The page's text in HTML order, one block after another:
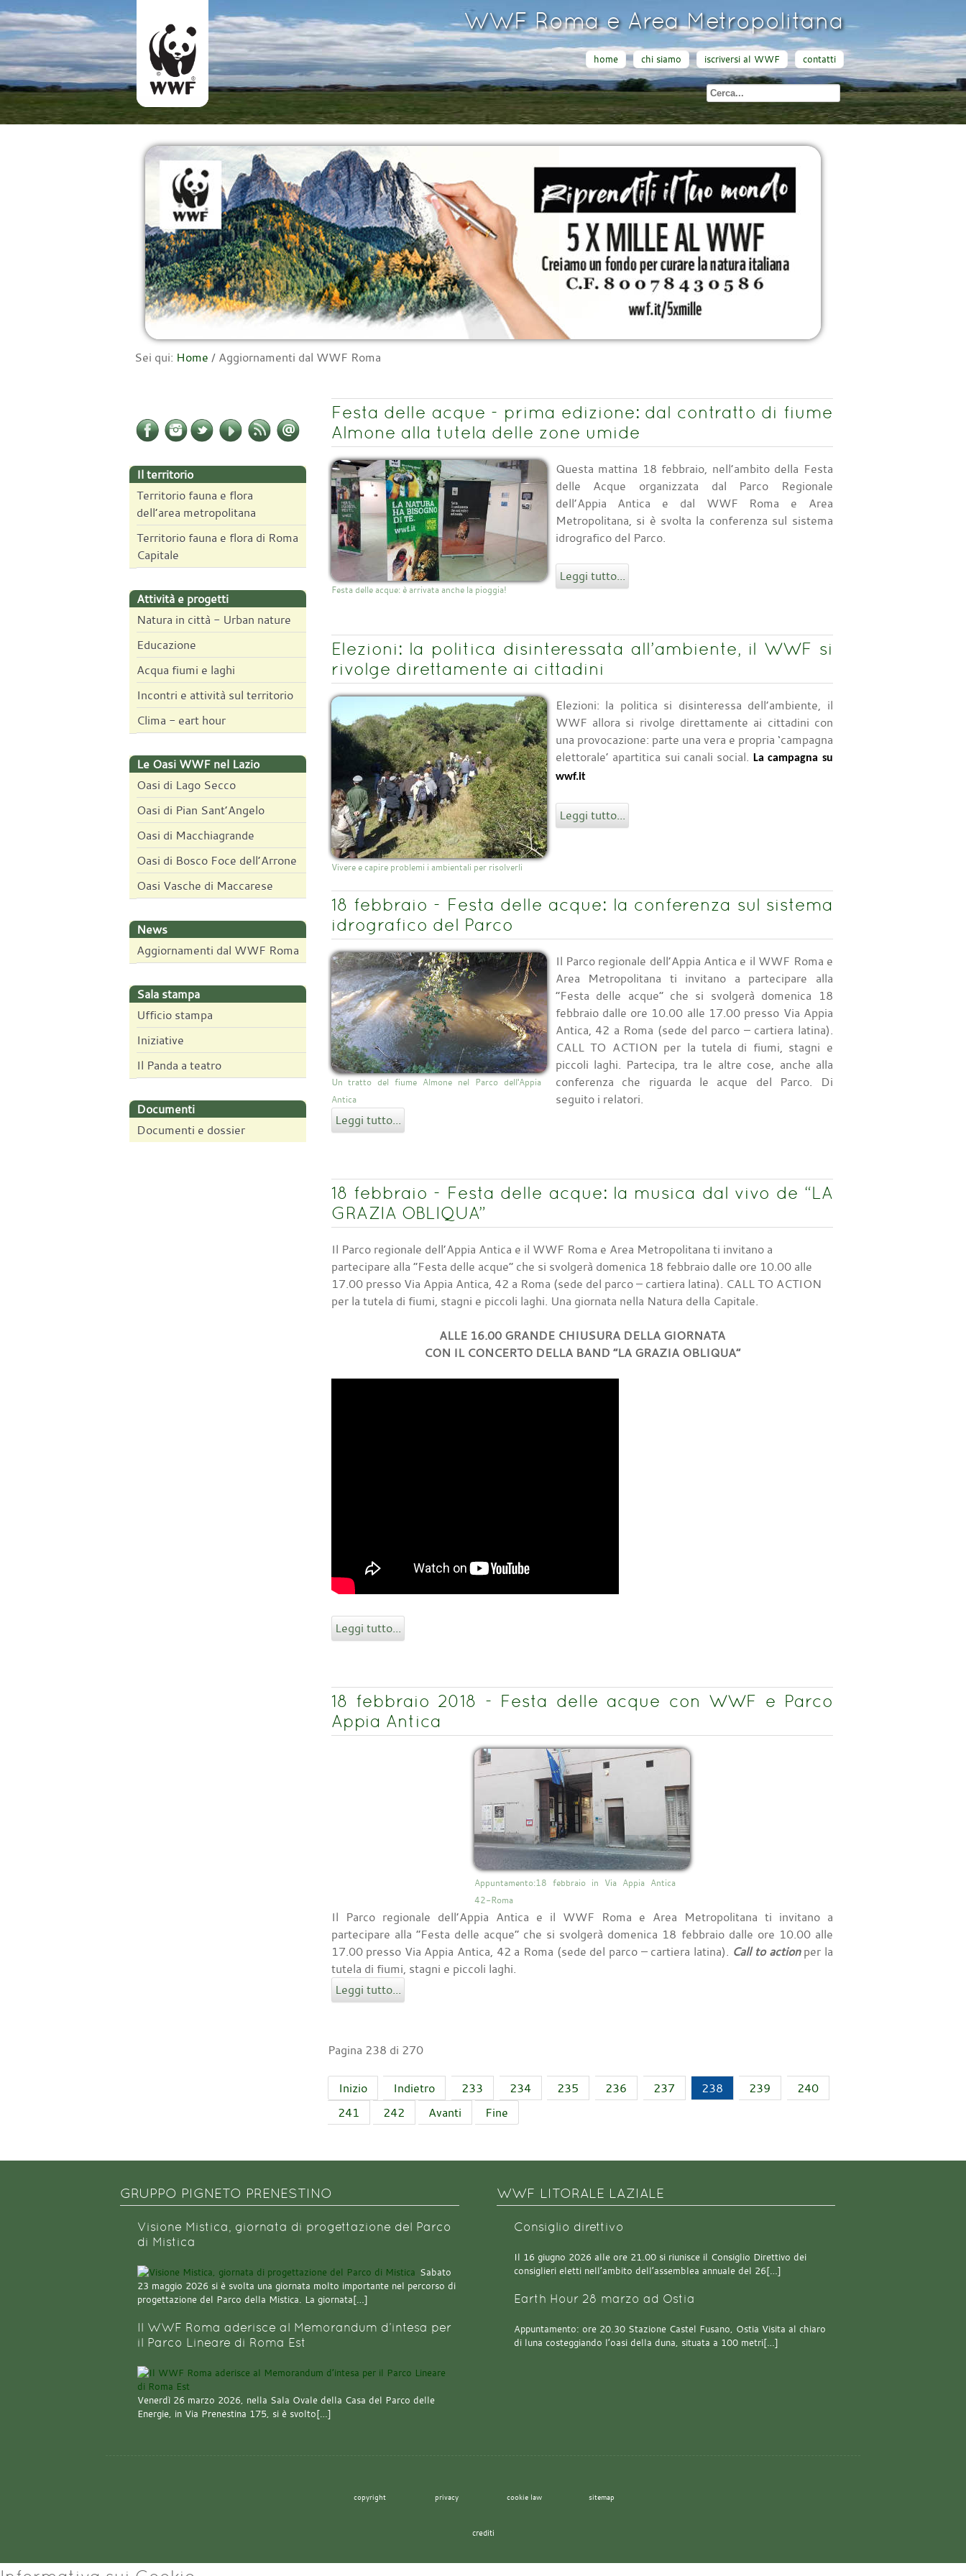
WWF Roma e Area Metropolitana
home chi siamo iscriversi al WWF contatti
Sei qui: Home / Aggiornamenti dal WWF Roma
Il territorio
Territorio fauna e flora
dell’area metropolitana
Territorio fauna e flora di Roma
Capitale
Attività e progetti
Natura in città - Urban nature
Educazione
Acqua fiumi e laghi
Incontri e attività sul territorio
Clima - eart hour
Le Oasi WWF nel Lazio
Oasi di Lago Secco
Oasi di Pian Sant’Angelo
Oasi di Macchiagrande
Oasi di Bosco Foce dell’Arrone
Oasi Vasche di Maccarese
News
Aggiornamenti dal WWF Roma
Sala stampa
Ufficio stampa
Iniziative
Il Panda a teatro
Documenti
Documenti e dossier
Festa delle acque - prima edizione: dal contratto di fiume
Almone alla tutela delle zone umide
Festa delle acque: è arrivata anche la pioggia!
Questa mattina 18 febbraio, nell’ambito della Festa
delle Acque organizzata dal Parco Regionale
dell’Appia Antica e dal WWF Roma e Area
Metropolitana, si è svolta la conferenza sul sistema
idrografico del Parco.
Leggi tutto...
Elezioni: la politica disinteressata all’ambiente, il WWF si
rivolge direttamente ai cittadini
Vivere e capire problemi i ambientali per risolverli
Elezioni: la politica si disinteressa dell’ambiente, il
WWF allora si rivolge direttamente ai cittadini con
una provocazione: parte una vera e propria ‘campagna
elettorale’ apartitica sui canali social.
La campagna su
wwf.it
Leggi tutto...
18 febbraio - Festa delle acque: la conferenza sul sistema
idrografico del Parco
Un tratto del fiume Almone nel Parco dell'Appia
Antica
Il Parco regionale dell’Appia Antica e il WWF Roma e
Area Metropolitana ti invitano a partecipare alla
“Festa delle acque” che si svolgerà domenica 18
febbraio dalle ore 10.00 alle 17.00 presso Via Appia
Antica, 42 a Roma (sede del parco – cartiera latina).
CALL TO ACTION per la tutela di fiumi, stagni e
piccoli laghi. Partecipa, tra le altre cose, anche alla
conferenza che riguarda le acque del Parco. Di
seguito i relatori.
Leggi tutto...
18 febbraio - Festa delle acque: la musica dal vivo de “LA
GRAZIA OBLIQUA”
Il Parco regionale dell’Appia Antica e il WWF Roma e Area Metropolitana ti invitano a
partecipare alla “Festa delle acque” che si svolgerà domenica 18 febbraio dalle ore 10.00 alle
17.00 presso Via Appia Antica, 42 a Roma (sede del parco – cartiera latina). CALL TO ACTION
per la tutela di fiumi, stagni e piccoli laghi. Una giornata nella Natura della Capitale.
ALLE 16.00 GRANDE CHIUSURA DELLA GIORNATA
CON IL CONCERTO DELLA BAND “LA GRAZIA OBLIQUA”
Leggi tutto...
18 febbraio 2018 - Festa delle acque con WWF e Parco
Appia Antica
Appuntamento:18 febbraio in Via Appia Antica
42-Roma
Il Parco regionale dell’Appia Antica e il WWF Roma e Area Metropolitana ti invitano a
partecipare alla “Festa delle acque” che si svolgerà domenica 18 febbraio dalle ore 10.00 alle
17.00 presso Via Appia Antica, 42 a Roma (sede del parco – cartiera latina). Call to actionper la
tutela di fiumi, stagni e piccoli laghi.
Leggi tutto...
Pagina 238 di 270
Inizio Indietro 233 234 235 236 237 238 239
240
241
242 Avanti Fine
GRUPPO PIGNETO PRENESTINO
Visione Mistica, giornata di progettazione del Parco
di Mistica
Sabato
23 maggio 2026 si è svolta una giornata molto importante nel percorso di
progettazione del Parco della Mistica. La giornata[…]
Il WWF Roma aderisce al Memorandum d’intesa per
il Parco Lineare di Roma Est
Venerdì 26 marzo 2026, nella Sala Ovale della Casa del Parco delle
Energie, in Via Prenestina 175, si è svolto[…]
WWF LITORALE LAZIALE
Consiglio direttivo
Il 16 giugno 2026 alle ore 21.00 si riunisce il Consiglio Direttivo dei
consiglieri eletti nell’ambito dell’assemblea annuale del 26[…]
Earth Hour 28 marzo ad Ostia
Appuntamento: ore 20.30 Stazione Castel Fusano, Ostia Visita al chiaro
di luna costeggiando l’oasi della duna, situata a 100 metri[…]
copyright privacy cookie law sitemap
crediti